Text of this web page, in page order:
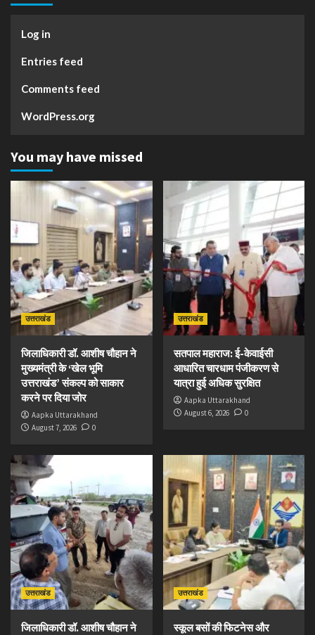
Log in
Entries feed
Comments feed
WordPress.org
You may have missed
उत्तराखंड
जिलाधिकारी डॉ. आशीष चौहान ने
मुख्यमंत्री के ‘खेल भूमि
उत्तराखंड’ संकल्प को साकार
करने पर दिया जोर
Aapka Uttarakhand
August 7, 2026
0
उत्तराखंड
सतपाल महाराज: ई-केवाईसी
आधारित चारधाम पंजीकरण से
यात्रा हुई अधिक सुरक्षित
Aapka Uttarakhand
August 6, 2026
0
उत्तराखंड
जिलाधिकारी डॉ. आशीष चौहान ने
उत्तराखंड
स्कूल बसों की फिटनेस और